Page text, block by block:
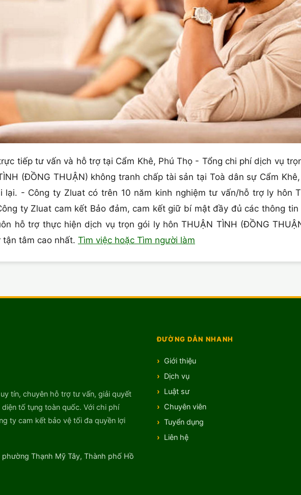
tiếp tư vấn và hỗ trợ tại Cẩm Khê, Phú Thọ - Tổng chi phí dịch vụ
(ĐỒNG THUẬN) không tranh chấp tài sản tại Toà dân sự Cẩm
lại. - Công ty Zluat có trên 10 năm kinh nghiệm tư vấn/hỗ trợ ly hôn
ty Zluat cam kết Bảo đảm, cam kết giữ bí mật đầy đủ các thông
hỗ trợ thực hiện dịch vụ trọn gói ly hôn THUẬN TÌNH (ĐỒNG
tận tâm cao nhất. Tìm việc hoặc Tìm người làm
tín, chuyên hỗ trợ tư vấn, giải quyết
tố tụng toàn quốc. Với chi phí
ty cam kết bảo vệ tối đa quyền lợi
phường Thạnh Mỹ Tây, Thành phố Hồ
ĐƯỜNG DẪN NHANH
Giới thiệu
Dịch vụ
Luật sư
Chuyên viên
Tuyển dụng
Liên hệ